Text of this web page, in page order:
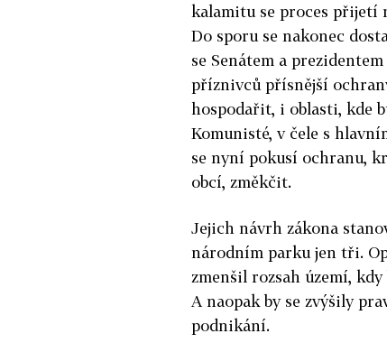
kalamitu se proces přijetí
Do sporu se nakonec
se Senátem a
příznivců přísnější
hospodařit, i oblasti, kde
Komunisté, v čele s
se nyní pokusí ochranu,
obcí, změkčit.
Jejich návrh zákona
národním parku jen tři.
zmenšil rozsah území,
A naopak by se zvýšily
podnikání.